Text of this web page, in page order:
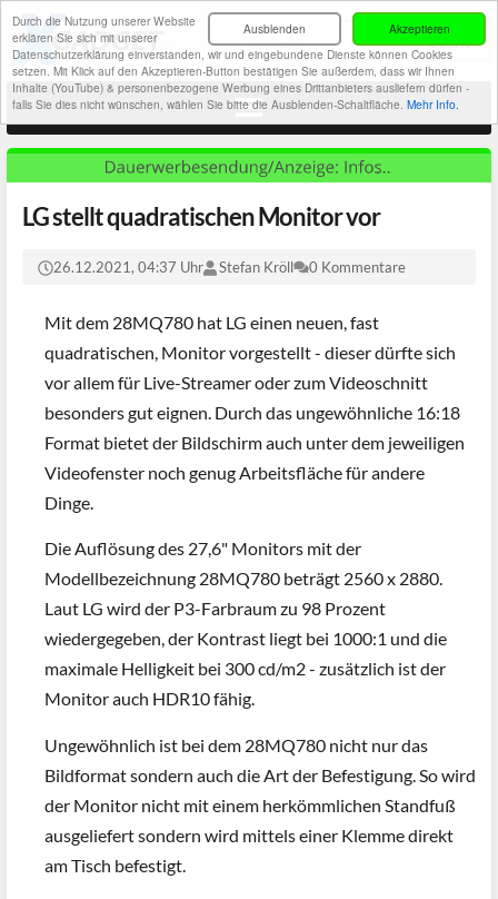
Akzeptieren
Ausblenden
Durch die Nutzung unserer Website
erklären Sie sich mit unserer
Datenschutzerklärung einverstanden, wir und eingebundene Dienste können Cookies
setzen. Mit Klick auf den Akzeptieren-Button bestätigen Sie außerdem, dass wir Ihnen
Inhalte (YouTube) & personenbezogene Werbung eines Drittanbieters ausliefern dürfen -
falls Sie dies nicht wünschen, wählen Sie bitte die Ausblenden-Schaltfläche. Mehr Info.
LG stellt quadratischen Monitor vor
26.12.2021, 04:37 Uhr Stefan Kröll 0 Kommentare
Mit dem 28MQ780 hat LG einen neuen, fast
quadratischen, Monitor vorgestellt - dieser dürfte sich
vor allem für Live-Streamer oder zum Videoschnitt
besonders gut eignen. Durch das ungewöhnliche 16:18
Format bietet der Bildschirm auch unter dem jeweiligen
Videofenster noch genug Arbeitsfläche für andere
Dinge.
Die Auflösung des 27,6" Monitors mit der
Modellbezeichnung 28MQ780 beträgt 2560 x 2880.
Laut LG wird der P3-Farbraum zu 98 Prozent
wiedergegeben, der Kontrast liegt bei 1000:1 und die
maximale Helligkeit bei 300 cd/m2 - zusätzlich ist der
Monitor auch HDR10 fähig.
Ungewöhnlich ist bei dem 28MQ780 nicht nur das
Bildformat sondern auch die Art der Befestigung. So wird
der Monitor nicht mit einem herkömmlichen Standfuß
ausgeliefert sondern wird mittels einer Klemme direkt
am Tisch befestigt.